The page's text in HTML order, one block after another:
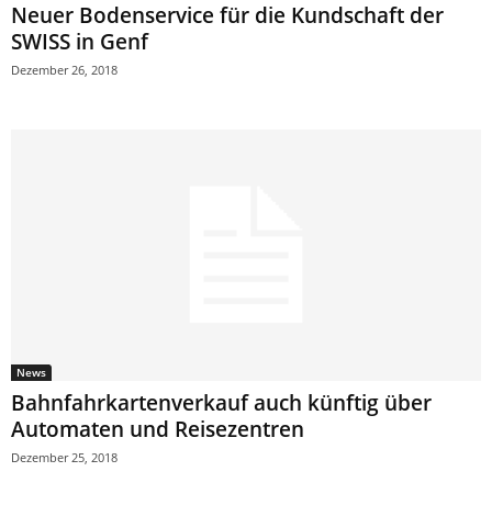
Neuer Bodenservice für die Kundschaft der
SWISS in Genf
Dezember 26, 2018
News
Bahnfahrkartenverkauf auch künftig über
Automaten und Reisezentren
Dezember 25, 2018